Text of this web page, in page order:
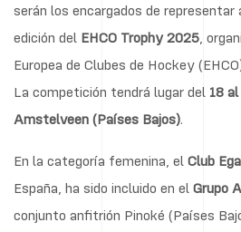
serán los encargados de representar
edición del EHCO Trophy 2025,
Europea de Clubes de Hockey
La competición tendrá lugar del 18
Amstelveen (Países Bajos).
En la categoría femenina, el Club
España, ha sido incluido en el Grupo A
conjunto anfitrión Pinoké (Países